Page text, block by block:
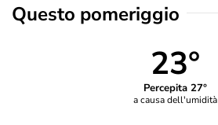
Questo pomeriggio
23°
Percepita 27°
a causa dell'umidità